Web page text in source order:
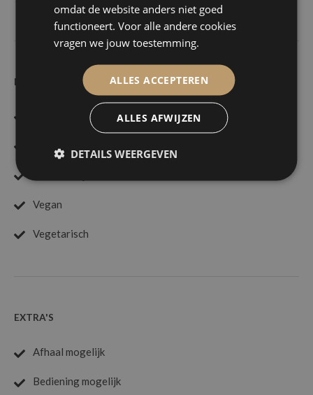
DIEETWENSEN
Vegan
Vegetarisch
EXTRA'S
Afhaal mogelijk
Bediening mogelijk
omdat de website anders niet goed
functioneert. Voor alle andere cookies
vragen we jouw toestemming.
ALLES ACCEPTEREN
ALLES AFWIJZEN
DETAILS WEERGEVEN